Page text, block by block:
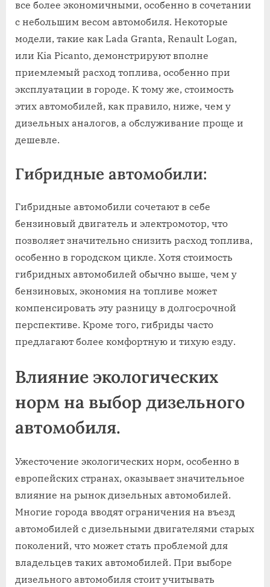
все более экономичными, особенно в сочетании
с небольшим весом автомобиля. Некоторые
модели, такие как Lada Granta, Renault Logan,
или Kia Picanto, демонстрируют вполне
приемлемый расход топлива, особенно при
эксплуатации в городе. К тому же, стоимость
этих автомобилей, как правило, ниже, чем у
дизельных аналогов, а обслуживание проще и
дешевле.
Гибридные автомобили:
Гибридные автомобили сочетают в себе
бензиновый двигатель и электромотор, что
позволяет значительно снизить расход топлива,
особенно в городском цикле. Хотя стоимость
гибридных автомобилей обычно выше, чем у
бензиновых, экономия на топливе может
компенсировать эту разницу в долгосрочной
перспективе. Кроме того, гибриды часто
предлагают более комфортную и тихую езду.
Влияние экологических
норм на выбор дизельного
автомобиля.
Ужесточение экологических норм, особенно в
европейских странах, оказывает значительное
влияние на рынок дизельных автомобилей.
Многие города вводят ограничения на въезд
автомобилей с дизельными двигателями старых
поколений, что может стать проблемой для
владельцев таких автомобилей. При выборе
дизельного автомобиля стоит учитывать